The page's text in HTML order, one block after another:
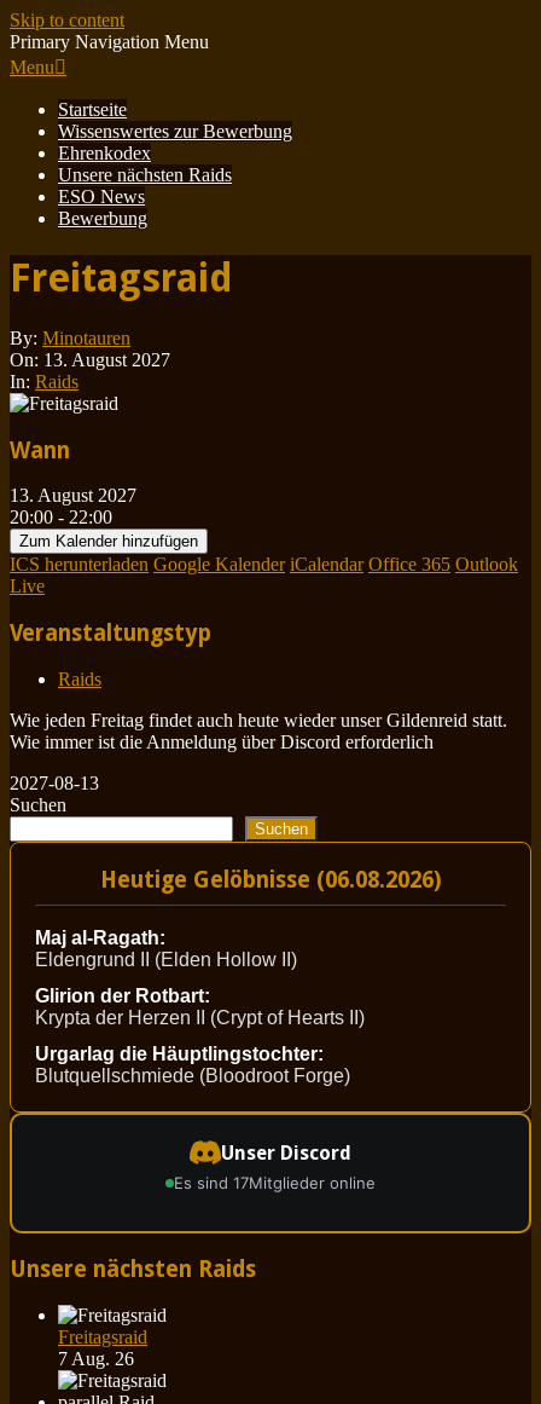
Skip to content
Primary Navigation Menu
Menu
Startseite
Wissenswertes zur Bewerbung
Ehrenkodex
Unsere nächsten Raids
ESO News
Bewerbung
Freitagsraid
By: Minotauren
On: 13. August 2027
In: Raids
Wann
13. August 2027
20:00 - 22:00
Zum Kalender hinzufügen
ICS herunterladen Google Kalender iCalendar Office 365 Outlook
Live
Veranstaltungstyp
Raids
Wie jeden Freitag findet auch heute wieder unser Gildenreid statt.
Wie immer ist die Anmeldung über Discord erforderlich
2027-08-13
Suchen
Suchen
Heutige Gelöbnisse (06.08.2026)
Maj al-Ragath:
Eldengrund II (Elden Hollow II)
Glirion der Rotbart:
Krypta der Herzen II (Crypt of Hearts II)
Urgarlag die Häuptlingstochter:
Blutquellschmiede (Bloodroot Forge)
Unser Discord
Es sind 17Mitglieder online
Unsere nächsten Raids
Freitagsraid
7 Aug. 26